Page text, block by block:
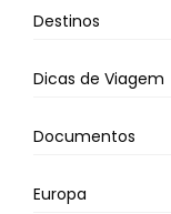
Destinos
Dicas de Viagem
Documentos
Europa